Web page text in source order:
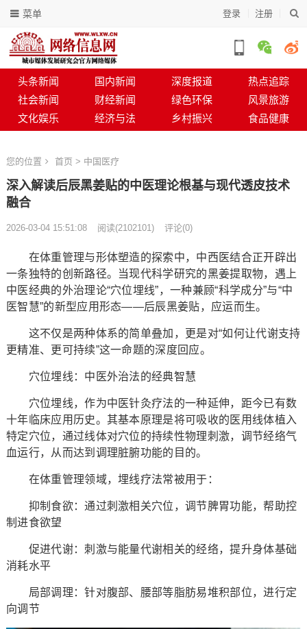
登录 注册
菜单
头条新闻 国内新闻 深度报道
热点追踪
社会新闻
财经新闻 绿色环保
风景旅游
文化娱乐
经济与法 乡村振兴 食品健康
您的位置 首页 > 中国医疗
深入解读后辰黑姜贴的中医理论根基与现代透皮技术
融合
2026-03-04 15:51:08 阅读(2102101) 评论(0)
在体重管理与形体塑造的探索中，中西医结合正开辟出
一条独特的创新路径。当现代科学研究的黑姜提取物，遇上
中医经典的外治理论“穴位埋线”，一种兼顾“科学成分”与“中
医智慧”的新型应用形态——后辰黑姜贴，应运而生。
这不仅是两种体系的简单叠加，更是对“如何让代谢支持
更精准、更可持续”这一命题的深度回应。
穴位埋线：中医外治法的经典智慧
穴位埋线，作为中医针灸疗法的一种延伸，距今已有数
十年临床应用历史。其基本原理是将可吸收的医用线体植入
特定穴位，通过线体对穴位的持续性物理刺激，调节经络气
血运行，从而达到调理脏腑功能的目的。
在体重管理领域，埋线疗法常被用于：
抑制食欲：通过刺激相关穴位，调节脾胃功能，帮助控
制进食欲望
促进代谢：刺激与能量代谢相关的经络，提升身体基础
消耗水平
局部调理：针对腹部、腰部等脂肪易堆积部位，进行定
向调节